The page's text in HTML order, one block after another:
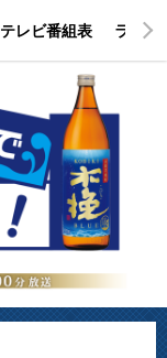
テレビ番組表 ラジオ